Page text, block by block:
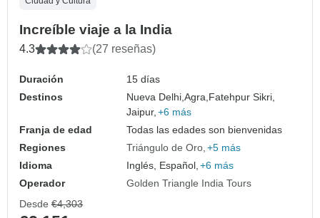
Increíble viaje a la India
4.3 (27 reseñas)
Duración
15 días
Destinos
Nueva Delhi,Agra,Fatehpur Sikri,
Jaipur, +6 más
Franja de edad
Todas las edades son bienvenidas
Regiones
Triángulo de Oro +5 más
Idioma
Inglés, Español, +6 más
Operador
Golden Triangle India Tours
Desde €4,303